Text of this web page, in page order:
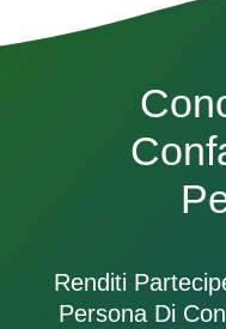
Renditi
Persona Di